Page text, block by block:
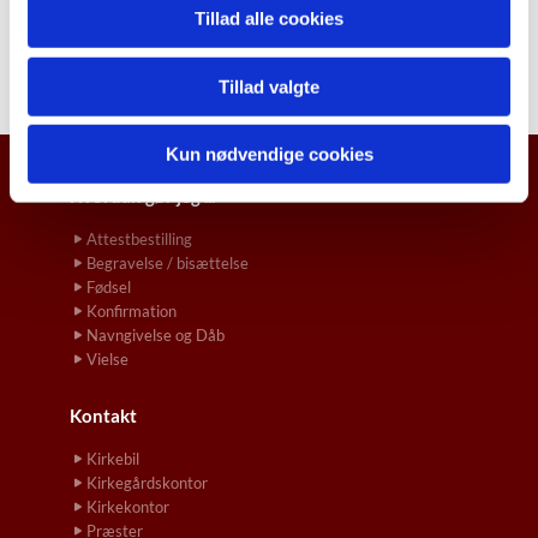
Tillad alle cookies
Tillad valgte
Kun nødvendige cookies
Attestbestilling
Begravelse / bisættelse
Fødsel
Konfirmation
Navngivelse og Dåb
Vielse
Kontakt
Kirkebil
Kirkegårdskontor
Kirkekontor
Præster